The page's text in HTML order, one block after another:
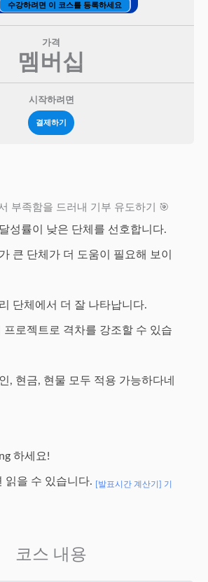
수강하려면 이 코스를 등록하세요
가격
멤버십
시작하려면
결제하기
부족함을 드러내 기부 유도하기 🎯
성률이 낮은 단체를 선호합니다.
큰 단체가 더 도움이 필요해 보이
단체에서 더 잘 나타납니다.
프로젝트로 격차를 강조할 수 있습
, 현금, 현물 모두 적용 가능하다네
하세요!
읽을 수 있습니다. [발표시간 계산기] 기
코스 내용